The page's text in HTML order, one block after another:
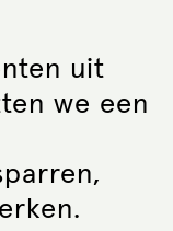
uit
we een